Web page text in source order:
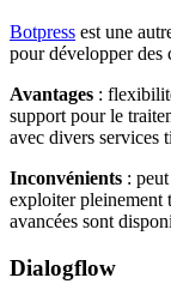
Botpress est une
pour développer des
Avantages :
support pour le
avec divers services
Inconvénients :
exploiter pleinement
avancées sont
Dialogflow